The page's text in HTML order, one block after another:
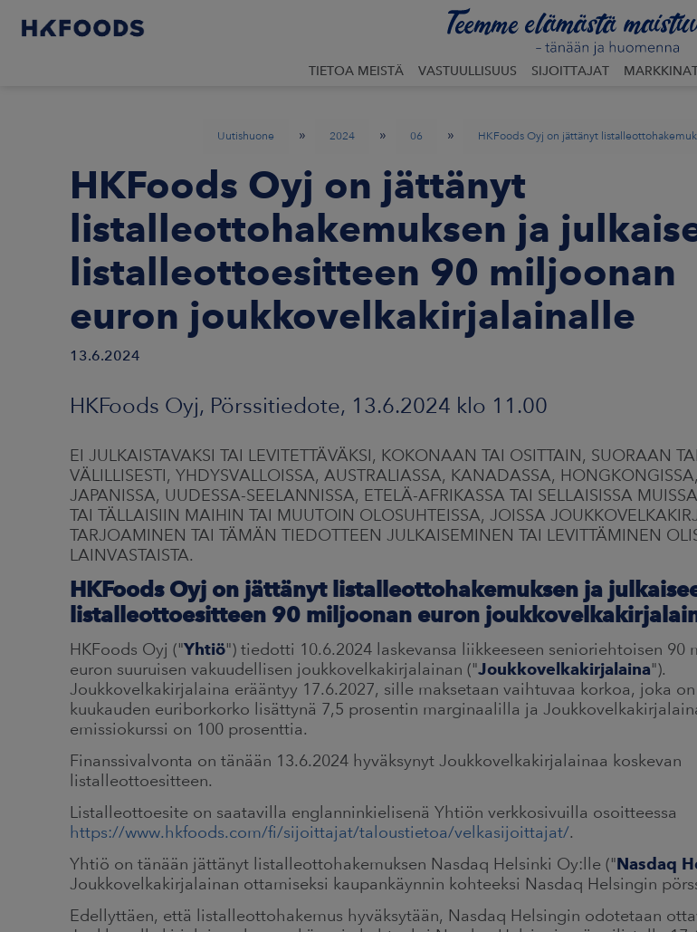
TIETOA MEISTÄ VASTUULLISUUS SIJOITTAJAT
Uutishuone » 2024 » 06 » HKFoods Oyj on jättänyt
HKFoods Oyj on jättänyt
listalleottohakemuksen ja
listalleottoesitteen 90 miljoonan
euron joukkovelkakirjalainalle
13.6.2024
HKFoods Oyj, Pörssitiedote, 13.6.2024 klo 11.00
EI JULKAISTAVAKSI TAI LEVITETTÄVÄKSI, KOKONAAN TAI OSITTAIN, SUORAAN TAI
VÄLILLISESTI, YHDYSVALLOISSA, AUSTRALIASSA, KANADASSA, HONGKONGISSA,
JAPANISSA, UUDESSA-SEELANNISSA, ETELÄ-AFRIKASSA TAI SELLAISISSA
TAI TÄLLAISIIN MAIHIN TAI MUUTOIN OLOSUHTEISSA, JOISSA
TARJOAMINEN TAI TÄMÄN TIEDOTTEEN JULKAISEMINEN TAI LEVITTÄMINEN
LAINVASTAISTA.
HKFoods Oyj on jättänyt listalleottohakemuksen ja
listalleottoesitteen 90 miljoonan euron
HKFoods Oyj ("Yhtiö") tiedotti 10.6.2024 laskevansa liikkeeseen senioriehtoisen 90
euron suuruisen vakuudellisen joukkovelkakirjalainan ("Joukkovelkakirjalaina").
Joukkovelkakirjalaina erääntyy 17.6.2027, sille maksetaan vaihtuvaa korkoa, joka
kuukauden euriborkorko lisättynä 7,5 prosentin marginaalilla ja
emissiokurssi on 100 prosenttia.
Finanssivalvonta on tänään 13.6.2024 hyväksynyt Joukkovelkakirjalainaa koskevan
listalleottoesitteen.
Listalleottoesite on saatavilla englanninkielisenä Yhtiön verkkosivuilla osoitteessa
https://www.hkfoods.com/fi/sijoittajat/taloustietoa/velkasijoittajat/.
Yhtiö on tänään jättänyt listalleottohakemuksen Nasdaq Helsinki Oy:lle ("Nasdaq
Joukkovelkakirjalainan ottamiseksi kaupankäynnin kohteeksi Nasdaq Helsingin
Edellyttäen, että listalleottohakemus hyväksytään, Nasdaq Helsingin odotetaan